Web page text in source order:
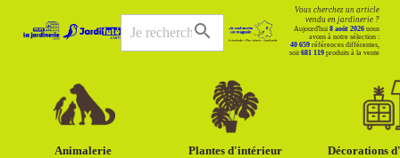
search
Vous cherchez un article
vendu en jardinerie ?
Aujourd'hui 8 août 2026 nous
avons à notre sélection :
40 659 références différentes,
soit 681 119 produits à la vente
Animalerie Plantes d'intérieur Décorations